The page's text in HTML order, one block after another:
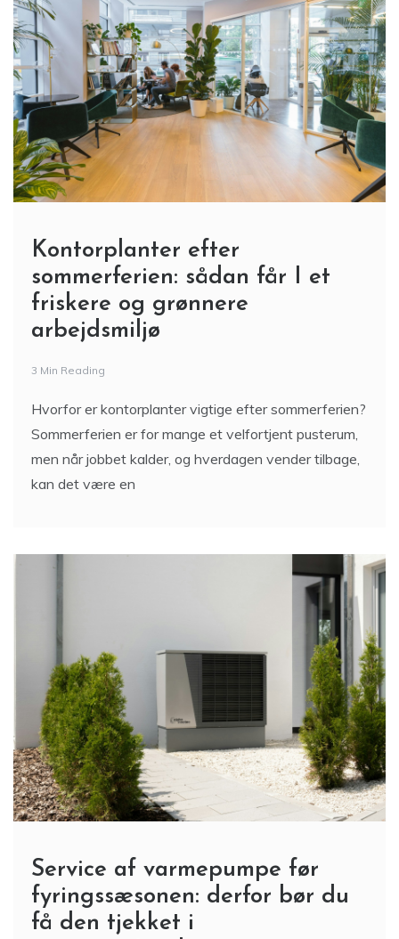
Kontorplanter efter
sommerferien: sådan får I et
friskere og grønnere
arbejdsmiljø
3 Min Reading
Hvorfor er kontorplanter vigtige efter sommerferien?
Sommerferien er for mange et velfortjent pusterum,
men når jobbet kalder, og hverdagen vender tilbage,
kan det være en
Service af varmepumpe før
fyringssæsonen: derfor bør du
få den tjekket i